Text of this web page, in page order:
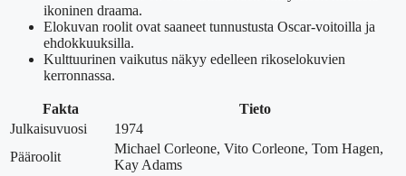
ikoninen draama.
Elokuvan roolit ovat saaneet tunnustusta Oscar-voitoilla ja
ehdokkuuksilla.
Kulttuurinen vaikutus näkyy edelleen rikoselokuvien
kerronnassa.
Fakta
Tieto
Julkaisuvuosi
1974
Pääroolit
Michael Corleone, Vito Corleone, Tom Hagen,
Kay Adams